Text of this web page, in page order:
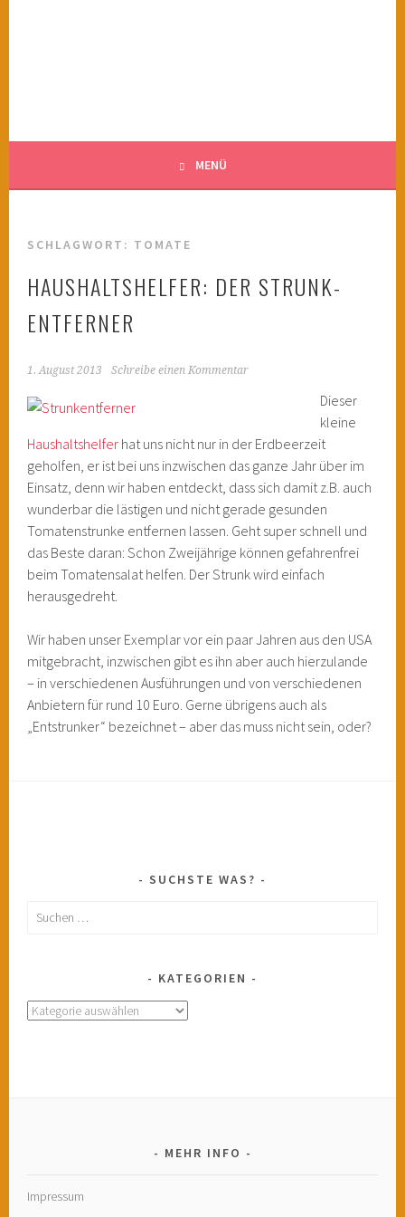
MENÜ
SCHLAGWORT: TOMATE
HAUSHALTSHELFER: DER STRUNK-
ENTFERNER
1. August 2013 Schreibe einen Kommentar
Dieser
kleine
Haushaltshelfer hat uns nicht nur in der Erdbeerzeit
geholfen, er ist bei uns inzwischen das ganze Jahr über im
Einsatz, denn wir haben entdeckt, dass sich damit z.B. auch
wunderbar die lästigen und nicht gerade gesunden
Tomatenstrunke entfernen lassen. Geht super schnell und
das Beste daran: Schon Zweijährige können gefahrenfrei
beim Tomatensalat helfen. Der Strunk wird einfach
herausgedreht.
Wir haben unser Exemplar vor ein paar Jahren aus den USA
mitgebracht, inzwischen gibt es ihn aber auch hierzulande
– in verschiedenen Ausführungen und von verschiedenen
Anbietern für rund 10 Euro. Gerne übrigens auch als
„Entstrunker“ bezeichnet – aber das muss nicht sein, oder?
SUCHSTE WAS?
Suchen
KATEGORIEN
Kategorien
MEHR INFO
Impressum